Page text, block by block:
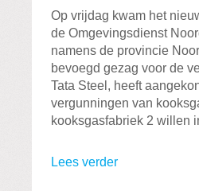
Op vrijdag kwam het
de Omgevingsdienst
namens de provincie
bevoegd gezag voor de
Tata Steel, heeft
vergunningen van
kooksgasfabriek 2 willen
Lees verder